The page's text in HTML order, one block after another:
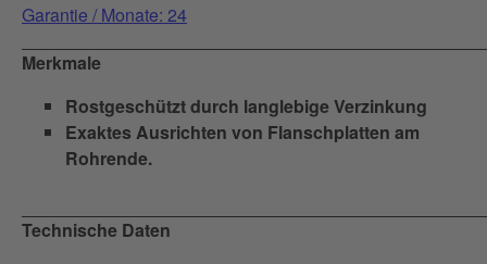
Garantie / Monate: 24
Merkmale
Rostgeschützt durch langlebige Verzinkung
Exaktes Ausrichten von Flanschplatten am
Rohrende.
Technische Daten